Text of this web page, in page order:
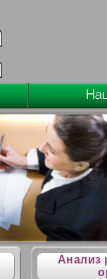
Анализ